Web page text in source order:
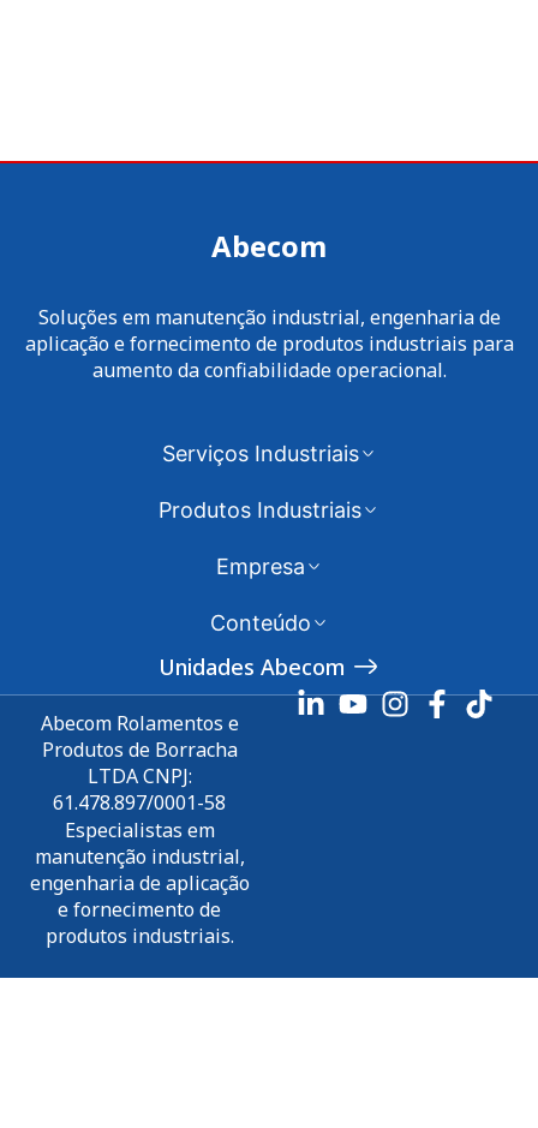
Abecom
Soluções em manutenção industrial, engenharia de
aplicação e fornecimento de produtos industriais para
aumento da confiabilidade operacional.
Serviços Industriais
Produtos Industriais
Empresa
Conteúdo
Unidades Abecom
Abecom Rolamentos e
Produtos de Borracha
LTDA CNPJ:
61.478.897/0001-58
Especialistas em
manutenção industrial,
engenharia de aplicação
e fornecimento de
produtos industriais.